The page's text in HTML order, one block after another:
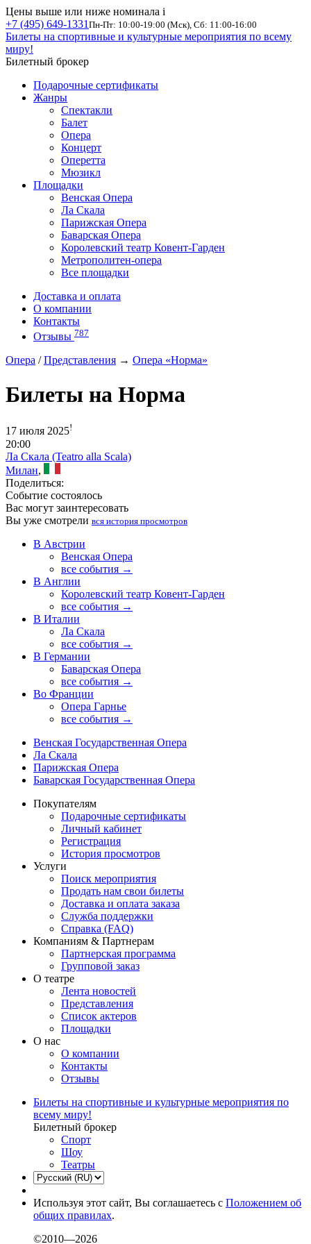
Цены выше или ниже номинала i
+7 (495) 649-1331 Пн-Пт: 10:00-19:00 (Мск), Сб: 11:00-16:00
Билеты на спортивные и культурные мероприятия по всему
миру!
Билетный брокер
Подарочные сертификаты
Жанры
Спектакли
Балет
Опера
Концерт
Оперетта
Мюзикл
Площадки
Венская Опера
Ла Скала
Парижская Опера
Баварская Опера
Королевский театр Ковент-Гарден
Метрополитен-опера
Все площадки
Доставка и оплата
О компании
Контакты
Отзывы 787
Опера /Представления → Опера «Норма»
Билеты на Норма
17 июля 2025!
20:00
Ла Скала (Teatro alla Scala)
Милан,
Поделиться:
Событие состоялось
Вас могут заинтересовать
Вы уже смотрели вся история просмотров
В Австрии
Венская Опера
все события →
В Англии
Королевский театр Ковент-Гарден
все события →
В Италии
Ла Скала
все события →
В Германии
Баварская Опера
все события →
Во Франции
Опера Гарнье
все события →
Венская Государственная Опера
Ла Скала
Парижская Опера
Баварская Государственная Опера
Покупателям
Подарочные сертификаты
Личный кабинет
Регистрация
История просмотров
Услуги
Поиск мероприятия
Продать нам свои билеты
Доставка и оплата заказа
Служба поддержки
Справка (FAQ)
Компаниям & Партнерам
Партнерская программа
Групповой заказ
О театре
Лента новостей
Представления
Список актеров
Площадки
О нас
О компании
Контакты
Отзывы
Билеты на спортивные и культурные мероприятия по
всему миру!
Билетный брокер
Спорт
Шоу
Театры
Используя этот сайт, Вы соглашаетесь с Положением об
общих правилах.
©2010—2026